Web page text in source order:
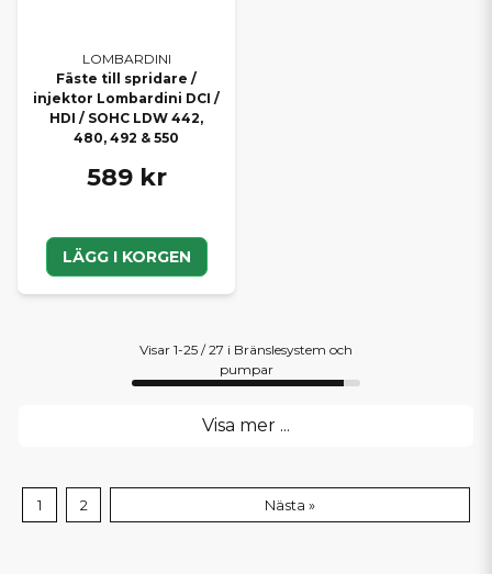
LOMBARDINI
Fäste till spridare /
injektor Lombardini DCI /
HDI / SOHC LDW 442,
480, 492 & 550
589 kr
LÄGG I KORGEN
Visar 1-25 / 27 i Bränslesystem och
pumpar
Visa mer ...
1 2 Nästa »